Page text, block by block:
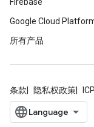
Google Cloud
所有产品
条款 隐私权政策